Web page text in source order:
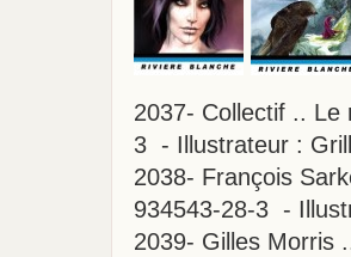
2037- Collectif ..
3 - Illustrateur :
2038- François
934543-28-3 -
2039- Gilles Morris